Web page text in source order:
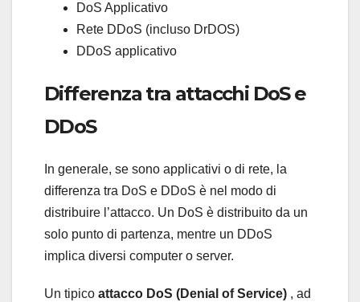
DoS Applicativo
Rete DDoS (incluso DrDOS)
DDoS applicativo
Differenza tra attacchi DoS e
DDoS
In generale, se sono applicativi o di rete, la
differenza tra DoS e DDoS è nel modo di
distribuire l’attacco. Un DoS è distribuito da un
solo punto di partenza, mentre un DDoS
implica diversi computer o server.
Un tipico attacco DoS (Denial of Service) , ad